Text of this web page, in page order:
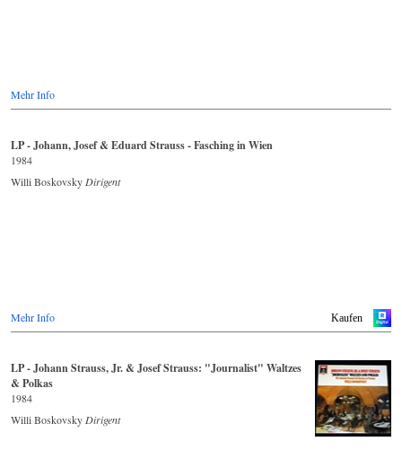
Mehr Info
LP - Johann, Josef & Eduard Strauss - Fasching in Wien
1984
Willi Boskovsky Dirigent
Kaufen
Mehr Info
LP - Johann Strauss, Jr. & Josef Strauss: "Journalist" Waltzes
& Polkas
1984
Willi Boskovsky Dirigent